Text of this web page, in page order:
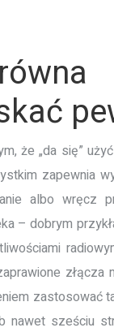
że „da się”
zapewnia
albo wręcz
– dobrym
złącza
zastosować
sześciu